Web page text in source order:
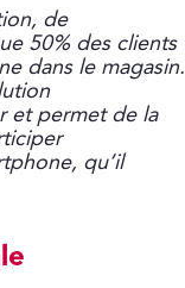
de
50% des clients
dans le magasin.
et permet de la
qu’il